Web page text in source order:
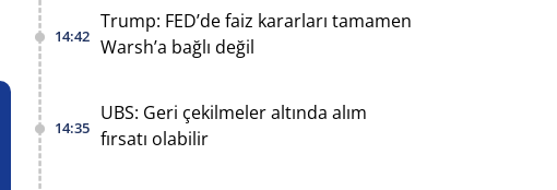
14:42
Trump: FED’de faiz kararları tamamen
Warsh’a bağlı değil
14:35
UBS: Geri çekilmeler altında alım
fırsatı olabilir